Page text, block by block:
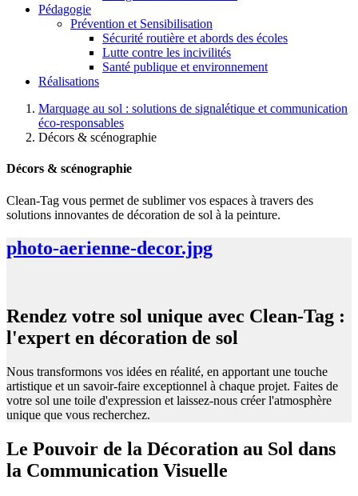
Pédagogie
Prévention et Sensibilisation
Sécurité routière et abords des écoles
Lutte contre les incivilités
Santé publique et environnement
Réalisations
Marquage au sol : solutions de signalétique et communication
éco-responsables
Décors & scénographie
Décors & scénographie
Clean-Tag vous permet de sublimer vos espaces à travers des
solutions innovantes de décoration de sol à la peinture.
photo-aerienne-decor.jpg
Rendez votre sol unique avec Clean-Tag :
l'expert en décoration de sol
Nous transformons vos idées en réalité, en apportant une touche
artistique et un savoir-faire exceptionnel à chaque projet. Faites de
votre sol une toile d'expression et laissez-nous créer l'atmosphère
unique que vous recherchez.
Le Pouvoir de la Décoration au Sol dans
la Communication Visuelle